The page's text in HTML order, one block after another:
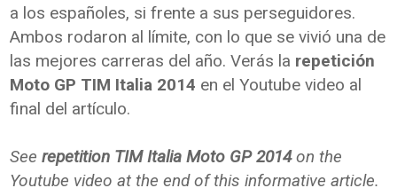
a los españoles, si frente a sus perseguidores.
Ambos rodaron al límite, con lo que se vivió una de
las mejores carreras del año. Verás la repetición
Moto GP TIM Italia 2014 en el Youtube video al
final del artículo.
Seerepetition TIM Italia Moto GP 2014on the
Youtube video at the end of this informative article.